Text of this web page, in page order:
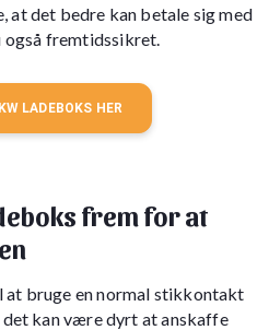
at det bedre kan betale sig med
også fremtidssikret.
LADEBOKS HER
frem for at
bruge en normal stikkontakt
kan være dyrt at anskaffe